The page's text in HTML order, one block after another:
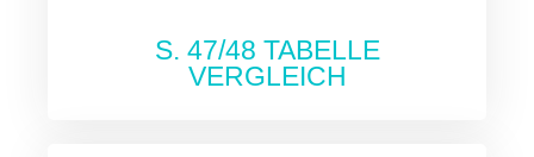
S. 47/48 TABELLE
VERGLEICH